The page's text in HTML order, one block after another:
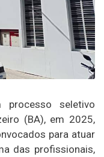
processo seletivo
(BA), em 2025,
para atuar
das profissionais,